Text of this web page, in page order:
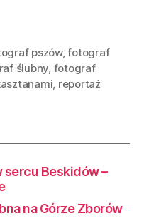
pszów,fotograf
ślubny fotograf
reportaż
sercu Beskidów –
na Górze Zborów